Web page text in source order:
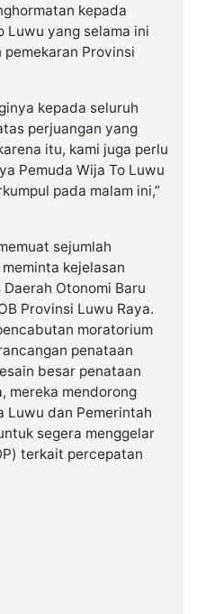
kepada
Luwu yang selama ini
Provinsi
kepada seluruh
perjuangan yang
itu, kami juga perlu
Pemuda Wija To Luwu
pada malam ini,”
sejumlah
kejelasan
Otonomi Baru
Provinsi Luwu Raya.
moratorium
penataan
besar penataan
mereka mendorong
Luwu dan Pemerintah
segera menggelar
terkait percepatan